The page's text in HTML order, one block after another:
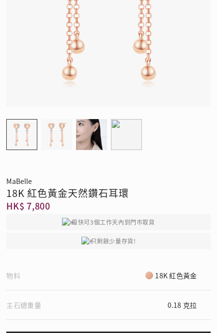
MaBelle
18K 紅色黃金天然鑽石耳環
HK$ 7,800
最快可3個工作天內到門市取貨
只剩餘少量存貨!
物料 18K 紅色黃金
主石總重量 0.18 克拉